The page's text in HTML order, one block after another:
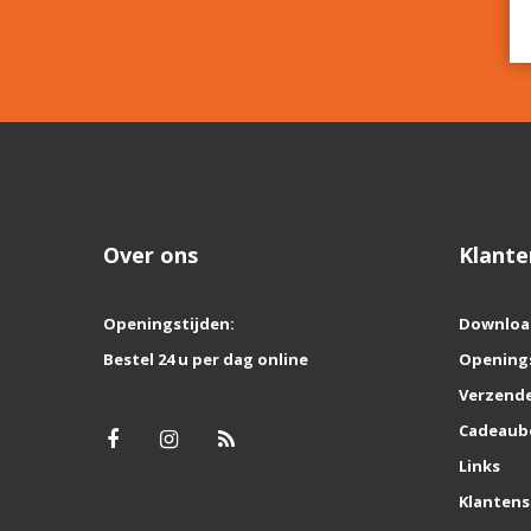
Over ons
Openingstijden:
Bestel 24 u per dag online
Links